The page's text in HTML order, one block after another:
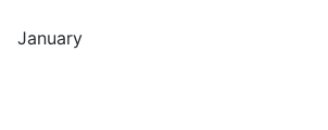
January